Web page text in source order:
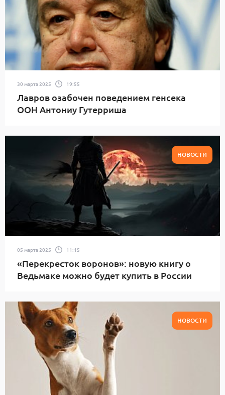
30 марта 2025 19:55
Лавров озабочен поведением генсека
ООН Антониу Гутерриша
НОВОСТИ
05 марта 2025 11:15
«Перекресток воронов»: новую книгу о
Ведьмаке можно будет купить в России
НОВОСТИ